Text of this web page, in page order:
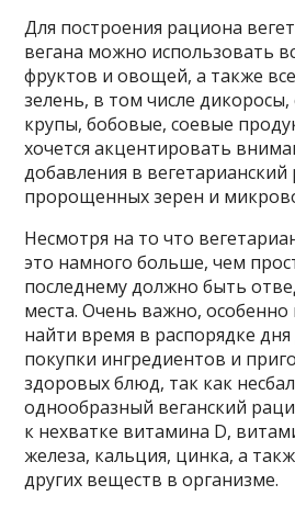
Для построения рациона
вегана можно использовать
фруктов и овощей, а также
зелень, в том числе дикоросы,
крупы, бобовые, соевые
хочется акцентировать
добавления в
пророщенных зерен и
Несмотря на то что
это намного больше, чем
последнему должно быть
места. Очень важно, особенно
найти время в распорядке
покупки ингредиентов и
здоровых блюд, так как
однообразный веганский
к нехватке витамина D,
железа, кальция, цинка, а
других веществ в организме.